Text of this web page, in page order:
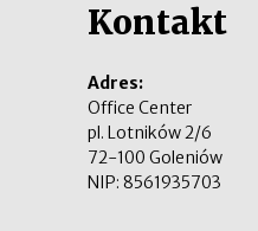
Kontakt
Adres:
Office Center
pl. Lotników 2/6
72-100 Goleniów
NIP: 8561935703